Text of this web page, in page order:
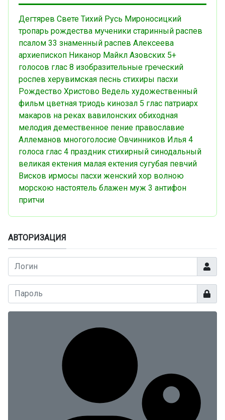
Дегтярев Свете Тихий Русь Мироносицкий
тропарь рождества мученики старинный распев
псалом 33 знаменный распев Алексеева
архиепископ Никанор Майкл Азовских 5+
голосов глас 8 изобразительные греческий
роспев херувимская песнь стихиры пасхи
Рождество Христово Ведель художественный
фильм цветная триодь кинозал 5 глас патриарх
макаров на реках вавилонских обиходная
мелодия демественное пение православие
Аллеманов многоголосие Овчинников Илья 4
голоса глас 4 праздник стихирный синодальный
великая ектения малая ектения сугубая певчий
Висков ирмосы пасхи женский хор волною
морскою настоятель блажен муж 3 антифон
притчи
АВТОРИЗАЦИЯ
Логин